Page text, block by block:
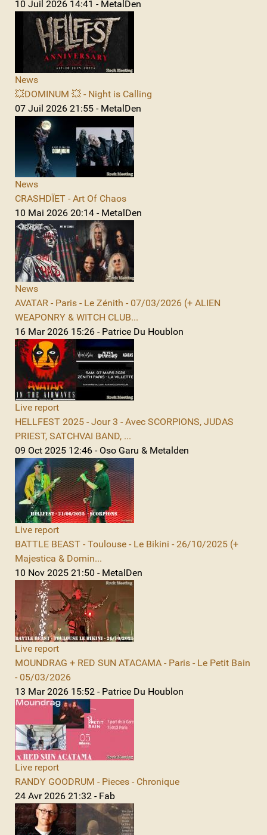
10 Juil 2026 14:41 - MetalDen
News
💥DOMINUM 💥 - Night is Calling
07 Juil 2026 21:55 - MetalDen
News
CRASHDÏET - Art Of Chaos
10 Mai 2026 20:14 - MetalDen
News
AVATAR - Paris - Le Zénith - 07/03/2026 (+ ALIEN
WEAPONRY & WITCH CLUB...
16 Mar 2026 15:26 - Patrice Du Houblon
Live report
HELLFEST 2025 - Jour 3 - Avec SCORPIONS, JUDAS
PRIEST, SATCHVAI BAND, ...
09 Oct 2025 12:46 - Oso Garu & Metalden
Live report
BATTLE BEAST - Toulouse - Le Bikini - 26/10/2025 (+
Majestica & Domin...
10 Nov 2025 21:50 - MetalDen
Live report
MOUNDRAG + RED SUN ATACAMA - Paris - Le Petit Bain
- 05/03/2026
13 Mar 2026 15:52 - Patrice Du Houblon
Live report
RANDY GOODRUM - Pieces - Chronique
24 Avr 2026 21:32 - Fab